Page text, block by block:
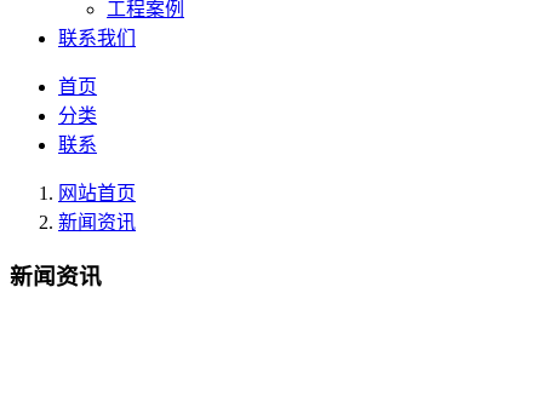
工程案例
联系我们
首页
分类
联系
网站首页
新闻资讯
新闻资讯